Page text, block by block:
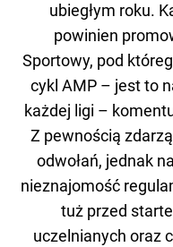
ubiegłym roku.
powinien
Sportowy, pod
cykl AMP – jest to
każdej ligi –
Z pewnością
odwołań, jednak
nieznajomość
tuż przed
uczelnianych oraz